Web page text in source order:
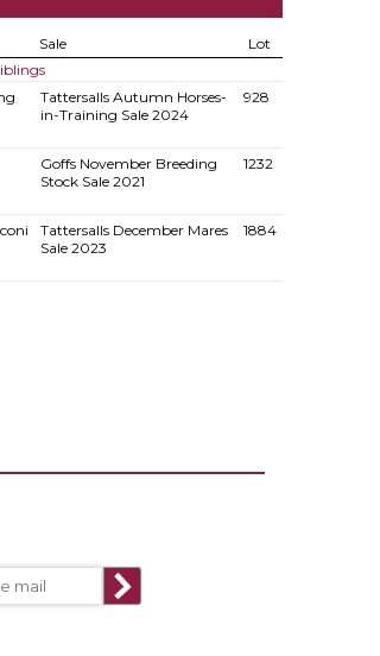
Sale
Lot
Tattersalls Autumn Horses-
in-Training Sale 2024
928
Goffs November Breeding
Stock Sale 2021
1232
Tattersalls December Mares
Sale 2023
1884